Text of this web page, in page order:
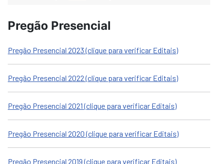
Pregão Presencial
Pregão Presencial 2023 (clique para verificar Editais)
Pregão Presencial 2022 (clique para verificar Editais)
Pregão Presencial 2021 (clique para verificar Editais)
Pregão Presencial 2020 (clique para verificar Editais)
Pregão Presencial 2019 (clique para verificar Editais)